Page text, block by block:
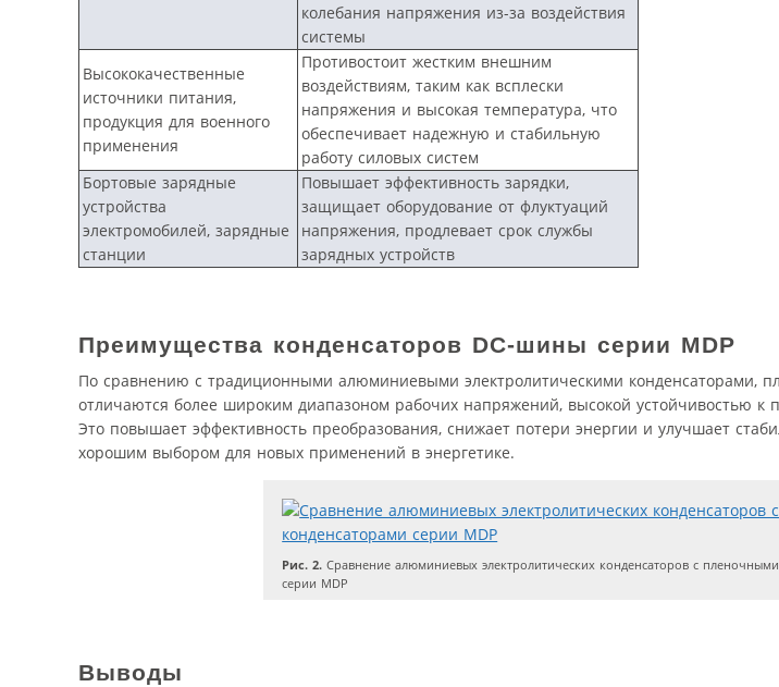
колебания напряжения из-за воздействия
системы
Высококачественные
источники питания,
продукция для военного
применения
Противостоит жестким внешним
воздействиям, таким как всплески
напряжения и высокая температура, что
обеспечивает надежную и стабильную
работу силовых систем
Бортовые зарядные
устройства
электромобилей, зарядные
станции
Повышает эффективность зарядки,
защищает оборудование от флуктуаций
напряжения, продлевает срок службы
зарядных устройств
Преимущества конденсаторов DC-шины серии MDP
По сравнению с традиционными алюминиевыми электролитическими конденсаторами,
отличаются более широким диапазоном рабочих напряжений, высокой устойчивостью к
Это повышает эффективность преобразования, снижает потери энергии и улучшает
хорошим выбором для новых применений в энергетике.
Рис. 2. Сравнение алюминиевых электролитических конденсаторов с
серии MDP
Выводы